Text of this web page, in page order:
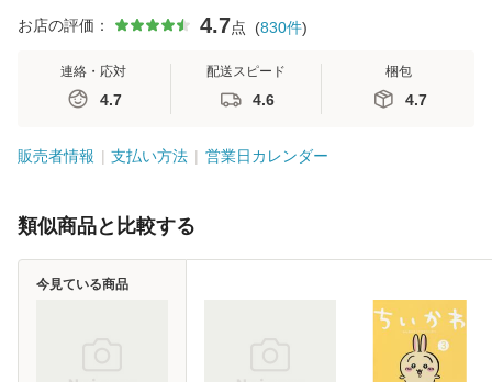
お店の評価： 4.7点 (830件)
連絡・応対
4.7
配送スピード
4.6
梱包
4.7
販売者情報 支払い方法 営業日カレンダー
類似商品と比較する
今見ている商品